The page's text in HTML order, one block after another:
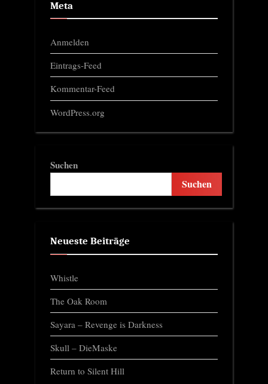
Meta
Anmelden
Eintrags-Feed
Kommentar-Feed
WordPress.org
Suchen
Suchen
Neueste Beiträge
Whistle
The Oak Room
Sayara – Revenge is Darkness
Skull – DieMaske
Return to Silent Hill